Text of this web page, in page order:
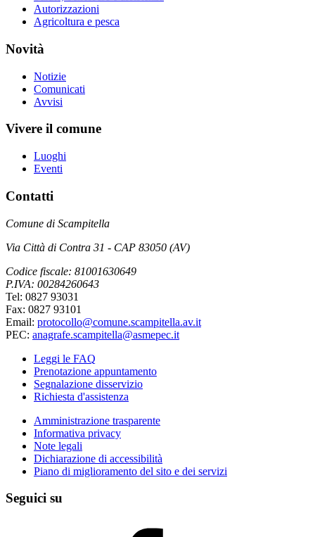
Autorizzazioni
Agricoltura e pesca
Novità
Notizie
Comunicati
Avvisi
Vivere il comune
Luoghi
Eventi
Contatti
Comune di Scampitella
Via Città di Contra 31 - CAP 83050 (AV)
Codice fiscale: 81001630649
P.IVA: 00284260643
Tel: 0827 93031
Fax: 0827 93101
Email: protocollo@comune.scampitella.av.it
PEC: anagrafe.scampitella@asmepec.it
Leggi le FAQ
Prenotazione appuntamento
Segnalazione disservizio
Richiesta d'assistenza
Amministrazione trasparente
Informativa privacy
Note legali
Dichiarazione di accessibilità
Piano di miglioramento del sito e dei servizi
Seguici su